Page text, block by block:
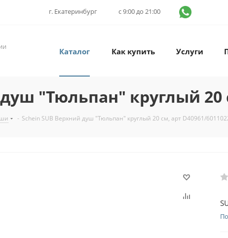
г. Екатеринбург с 9:00 до 21:00
Каталог Как купить Услуги
"Тюльпан" круглый 20
- Schein SUB Верхний душ "Тюльпан" круглый 20 см, арт D40961/